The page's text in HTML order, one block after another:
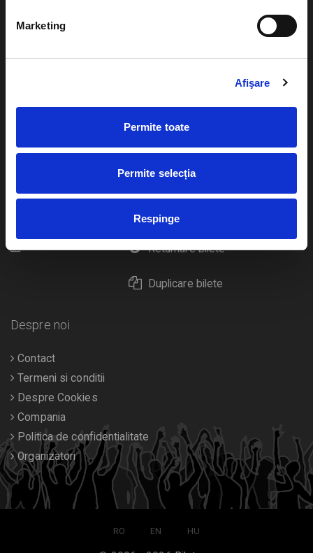
Marketing
Afişare
Permite toate
Permite selecția
Respinge
Cum comand bilete?
eBilet printat acasa
Livrare prin curier
Returnare bilete
Duplicare bilete
Cultura
Calendar
Despre noi
Contact
Termeni si conditii
Despre Cookies
Compania
Politica de confidentialitate
Organizatori
RO EN HU